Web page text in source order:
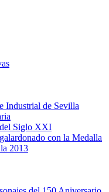
Industrial de Sevilla
Siglo XXI
con la Medalla
2013